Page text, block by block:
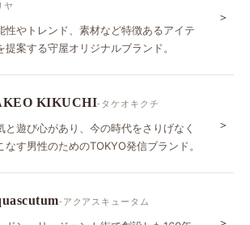
ヤ
性やトレンド、素材など特徴あるアイテ
提案する守屋オリジナルブランド。
＞
KIKUCHI-タケオキクチ
と遊び心があり、今の時代をさりげなく
なす男性のためのTOKYO発信ブランド。
＞
-アクアスキュータム
＞